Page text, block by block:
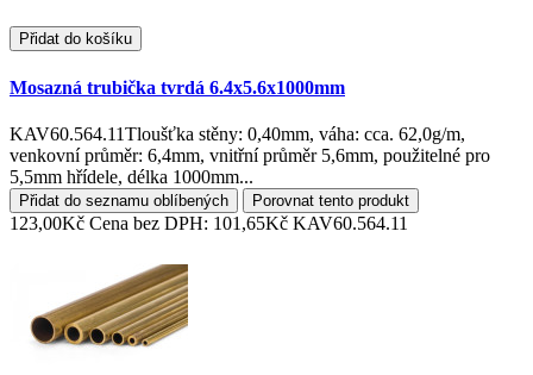
Přidat do košíku
Mosazná trubička tvrdá 6.4x5.6x1000mm
KAV60.564.11Tloušťka stěny: 0,40mm, váha: cca. 62,0g/m,
venkovní průměr: 6,4mm, vnitřní průměr 5,6mm, použitelné pro
5,5mm hřídele, délka 1000mm...
Přidat do seznamu oblíbených Porovnat tento produkt
123,00Kč Cena bez DPH: 101,65Kč KAV60.564.11